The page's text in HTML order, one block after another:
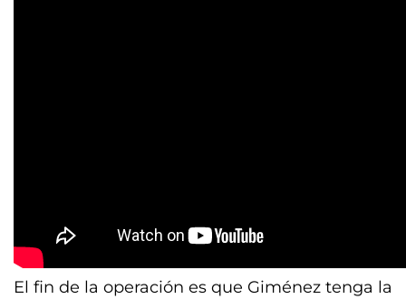
El fin de la operación es que Giménez tenga la